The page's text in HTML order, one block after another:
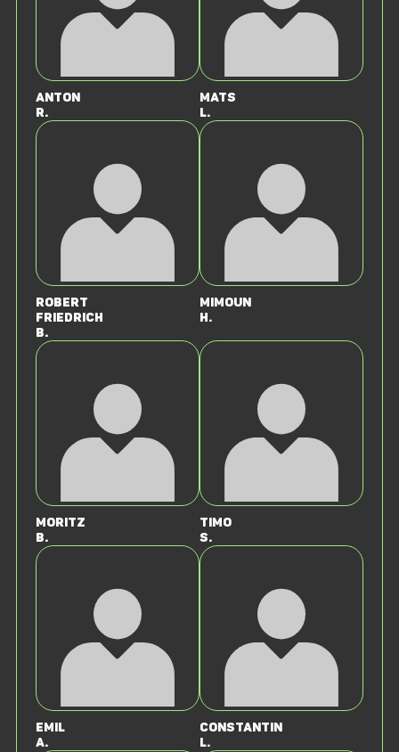
Anton
R.
Mats
L.
Robert
Friedrich
B.
Mimoun
H.
Moritz
B.
Timo
S.
Emil
A.
Constantin
L.